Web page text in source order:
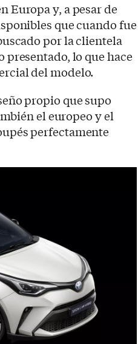
Europa y, a pesar de
que cuando fue
por la clientela
presentado, lo que hace
del modelo.
propio que supo
el europeo y el
perfectamente